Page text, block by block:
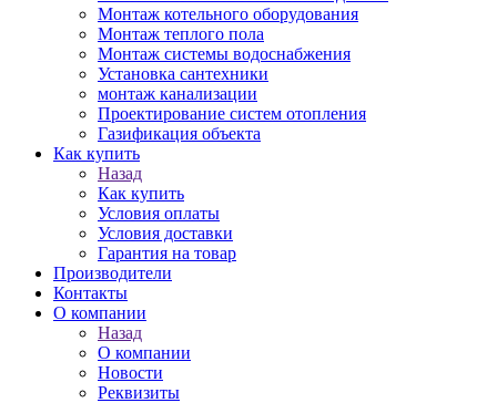
Монтаж котельного оборудования
Монтаж теплого пола
Монтаж системы водоснабжения
Установка сантехники
монтаж канализации
Проектирование систем отопления
Газификация объекта
Как купить
Назад
Как купить
Условия оплаты
Условия доставки
Гарантия на товар
Производители
Контакты
О компании
Назад
О компании
Новости
Реквизиты